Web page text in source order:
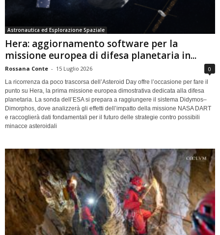
Astronautica ed Esplorazione Spaziale
Hera: aggiornamento software per la
missione europea di difesa planetaria in...
Rossana Conte - 15 Luglio 2026 0
La ricorrenza da poco trascorsa dell’Asteroid Day offre l’occasione per fare il
punto su Hera, la prima missione europea dimostrativa dedicata alla difesa
planetaria. La sonda dell’ESA si prepara a raggiungere il sistema Didymos–
Dimorphos, dove analizzerà gli effetti dell’impatto della missione NASA DART
e raccoglierà dati fondamentali per il futuro delle strategie contro possibili
minacce asteroidali